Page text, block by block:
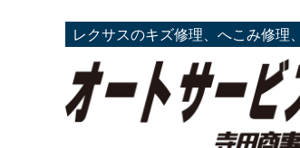
レクサスのキズ修理、へこみ修理